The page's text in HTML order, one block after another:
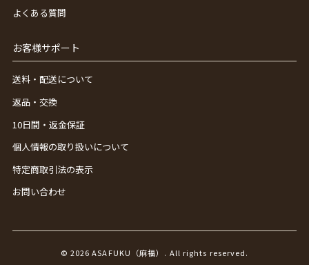
よくある質問
お客様サポート
送料・配送について
返品・交換
10日間・返金保証
個人情報の取り扱いについて
特定商取引法の表示
お問い合わせ
© 2026 ASAFUKU（麻福）. All rights reserved.